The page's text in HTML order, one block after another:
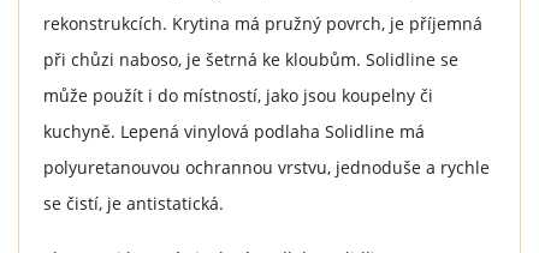
rekonstrukcích. Krytina má pružný povrch, je příjemná
při chůzi naboso, je šetrná ke kloubům. Solidline se
může použít i do místností, jako jsou koupelny či
kuchyně. Lepená vinylová podlaha Solidline má
polyuretanouvou ochrannou vrstvu, jednoduše a rychle
se čistí, je antistatická.